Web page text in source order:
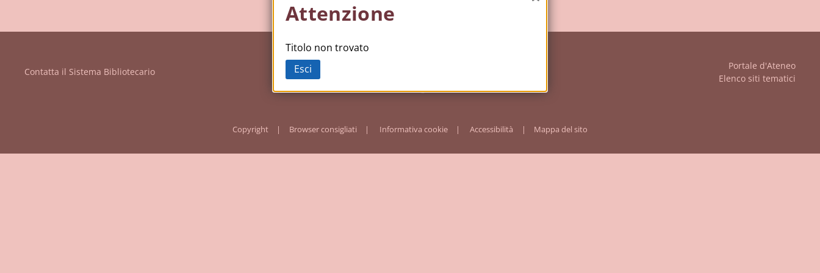
Contatta il Sistema Bibliotecario
Portale d'Ateneo
Elenco siti tematici
Copyright Browser consigliati Informativa cookie Accessibilità Mappa del sito
Attenzione
Titolo non trovato
Esci
Chiudi